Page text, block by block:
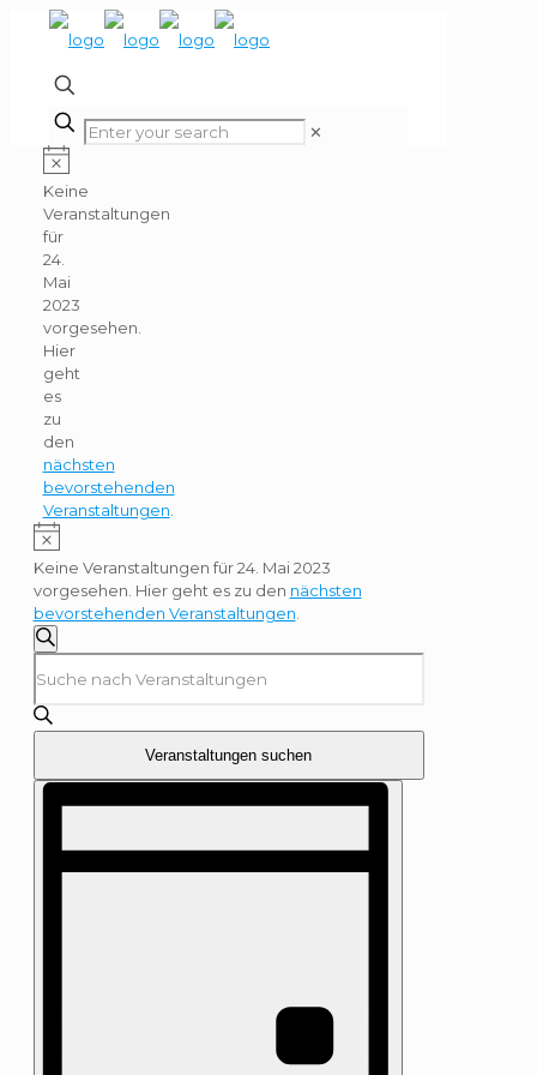
✕
Veranstaltungen
für
24.
Mai
2023
Hinweis
Keine
Veranstaltungen
für
24.
Mai
2023
vorgesehen.
Hier
geht
es
zu
den
nächsten
bevorstehenden
Veranstaltungen
Hinweis
Keine Veranstaltungen für 24. Mai 2023
vorgesehen. Hier geht es zu den nächsten
bevorstehenden Veranstaltungen
Veranstaltungen
Suche
und
Ansichten,
Navigation
Suche
Schlüsselwort
eingeben.
Suche
Veranstaltungen
Veranstaltungen suchen
Veranstaltung
Ansichten-